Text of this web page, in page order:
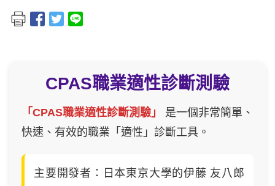
CPAS職業適性診斷測驗
「CPAS職業適性診斷測驗」
是一個非常簡單、
快速、有效的職業「適性」診斷工具。
主要開發者：日本東京大學的伊藤 友八郎